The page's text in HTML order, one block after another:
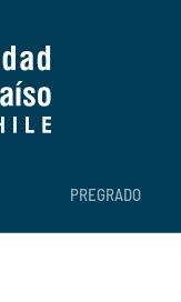
PREGRADO